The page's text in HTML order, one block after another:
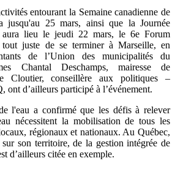
entourant la Semaine canadienne de
jusqu'au 25 mars, ainsi que la Journée
lieu le jeudi 22 mars, le 6e Forum
juste de se terminer à Marseille, en
de l’Union des municipalités du
Chantal Deschamps, mairesse de
Cloutier, conseillère aux politiques –
ont d’ailleurs participé à l’événement.
l'eau a confirmé que les défis à relever
nécessitent la mobilisation de tous les
régionaux et nationaux. Au Québec,
son territoire, de la gestion intégrée de
d’ailleurs citée en exemple.